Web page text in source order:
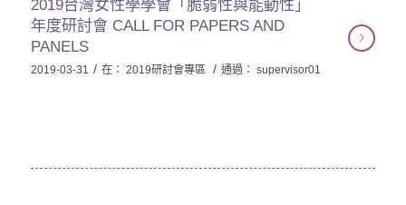
2019台灣女性學學會「脆弱性與能動性」
年度研討會 CALL FOR PAPERS AND
PANELS
2019-03-31 / 在： 2019研討會專區 / 通過： supervisor01